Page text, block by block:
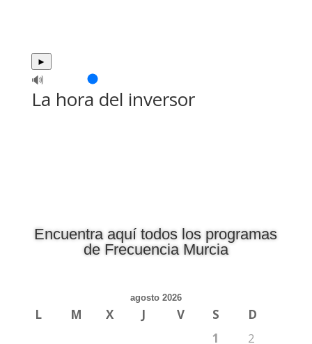
►
🔊
La hora del inversor
Encuentra aquí todos los programas
de Frecuencia Murcia
agosto 2026
L M X J V S
D
1
2